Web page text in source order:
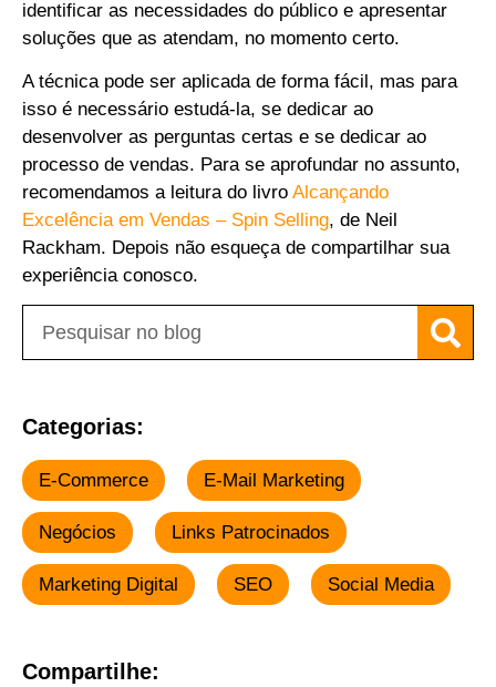
identificar as necessidades do público e apresentar
soluções que as atendam, no momento certo.
A técnica pode ser aplicada de forma fácil, mas para
isso é necessário estudá-la, se dedicar ao
desenvolver as perguntas certas e se dedicar ao
processo de vendas. Para se aprofundar no assunto,
recomendamos a leitura do livro Alcançando
Excelência em Vendas – Spin Selling, de Neil
Rackham. Depois não esqueça de compartilhar sua
experiência conosco.
Categorias:
E-Commerce E-Mail Marketing
Negócios Links Patrocinados
Marketing Digital SEO Social Media
Compartilhe: